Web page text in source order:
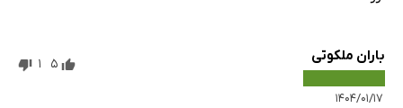
باران ملکوتی
۱۴۰۴/۰۱/۱۷
5
1